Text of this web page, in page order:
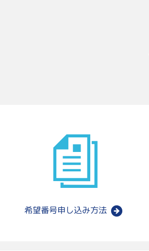
希望番号申し込み方法